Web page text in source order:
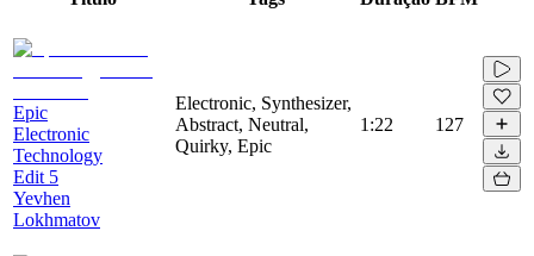
Epic
Electronic
Technology
Edit 5
Yevhen
Lokhmatov
Electronic, Synthesizer,
Abstract, Neutral,
Quirky, Epic
1:22 127